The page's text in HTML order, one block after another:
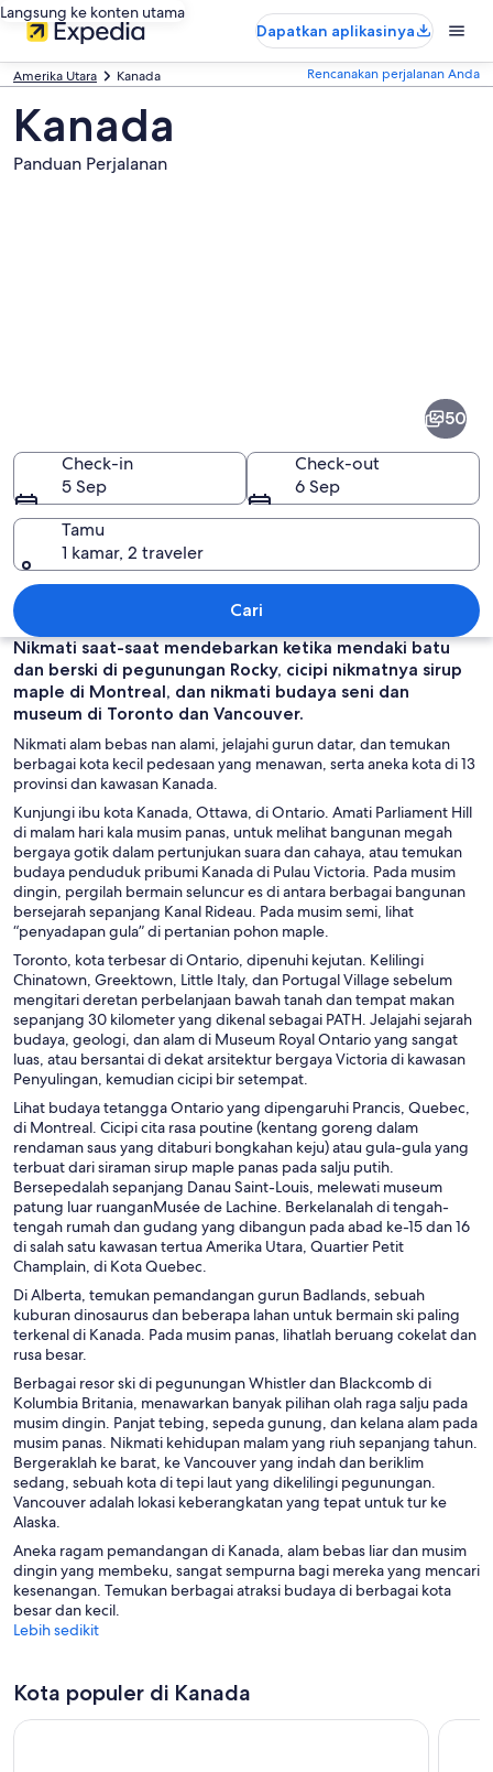
Langsung ke konten utama
Dapatkan aplikasinya
Amerika Utara Kanada Rencanakan perjalanan Anda
Kanada
Panduan Perjalanan
50
Check-in
5 Sep
Check-out
6 Sep
Tamu
1 kamar, 2 traveler
Cari
Nikmati saat-saat mendebarkan ketika mendaki batu
dan berski di pegunungan Rocky, cicipi nikmatnya sirup
maple di Montreal, dan nikmati budaya seni dan
museum di Toronto dan Vancouver.
Nikmati alam bebas nan alami, jelajahi gurun datar, dan temukan
berbagai kota kecil pedesaan yang menawan, serta aneka kota di 13
provinsi dan kawasan Kanada.
Kunjungi ibu kota Kanada, Ottawa, di Ontario. Amati Parliament Hill
di malam hari kala musim panas, untuk melihat bangunan megah
bergaya gotik dalam pertunjukan suara dan cahaya, atau temukan
budaya penduduk pribumi Kanada di Pulau Victoria. Pada musim
dingin, pergilah bermain seluncur es di antara berbagai bangunan
bersejarah sepanjang Kanal Rideau. Pada musim semi, lihat
“penyadapan gula” di pertanian pohon maple.
Toronto, kota terbesar di Ontario, dipenuhi kejutan. Kelilingi
Chinatown, Greektown, Little Italy, dan Portugal Village sebelum
mengitari deretan perbelanjaan bawah tanah dan tempat makan
sepanjang 30 kilometer yang dikenal sebagai PATH. Jelajahi sejarah
budaya, geologi, dan alam di Museum Royal Ontario yang sangat
luas, atau bersantai di dekat arsitektur bergaya Victoria di kawasan
Penyulingan, kemudian cicipi bir setempat.
Lihat budaya tetangga Ontario yang dipengaruhi Prancis, Quebec,
di Montreal. Cicipi cita rasa poutine (kentang goreng dalam
rendaman saus yang ditaburi bongkahan keju) atau gula-gula yang
terbuat dari siraman sirup maple panas pada salju putih.
Bersepedalah sepanjang Danau Saint-Louis, melewati museum
patung luar ruanganMusée de Lachine. Berkelanalah di tengah-
tengah rumah dan gudang yang dibangun pada abad ke-15 dan 16
di salah satu kawasan tertua Amerika Utara, Quartier Petit
Champlain, di Kota Quebec.
Di Alberta, temukan pemandangan gurun Badlands, sebuah
kuburan dinosaurus dan beberapa lahan untuk bermain ski paling
terkenal di Kanada. Pada musim panas, lihatlah beruang cokelat dan
rusa besar.
Berbagai resor ski di pegunungan Whistler dan Blackcomb di
Kolumbia Britania, menawarkan banyak pilihan olah raga salju pada
musim dingin. Panjat tebing, sepeda gunung, dan kelana alam pada
musim panas. Nikmati kehidupan malam yang riuh sepanjang tahun.
Bergeraklah ke barat, ke Vancouver yang indah dan beriklim
sedang, sebuah kota di tepi laut yang dikelilingi pegunungan.
Vancouver adalah lokasi keberangkatan yang tepat untuk tur ke
Alaska.
Aneka ragam pemandangan di Kanada, alam bebas liar dan musim
dingin yang membeku, sangat sempurna bagi mereka yang mencari
kesenangan. Temukan berbagai atraksi budaya di berbagai kota
besar dan kecil.
Lebih sedikit
Kota populer di Kanada